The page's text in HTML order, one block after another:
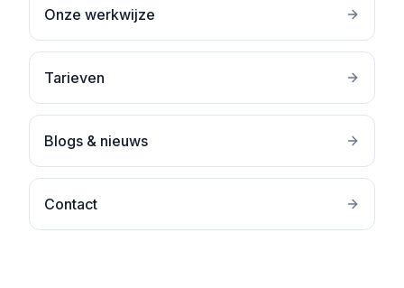
Onze werkwijze
Tarieven
Blogs & nieuws
Contact